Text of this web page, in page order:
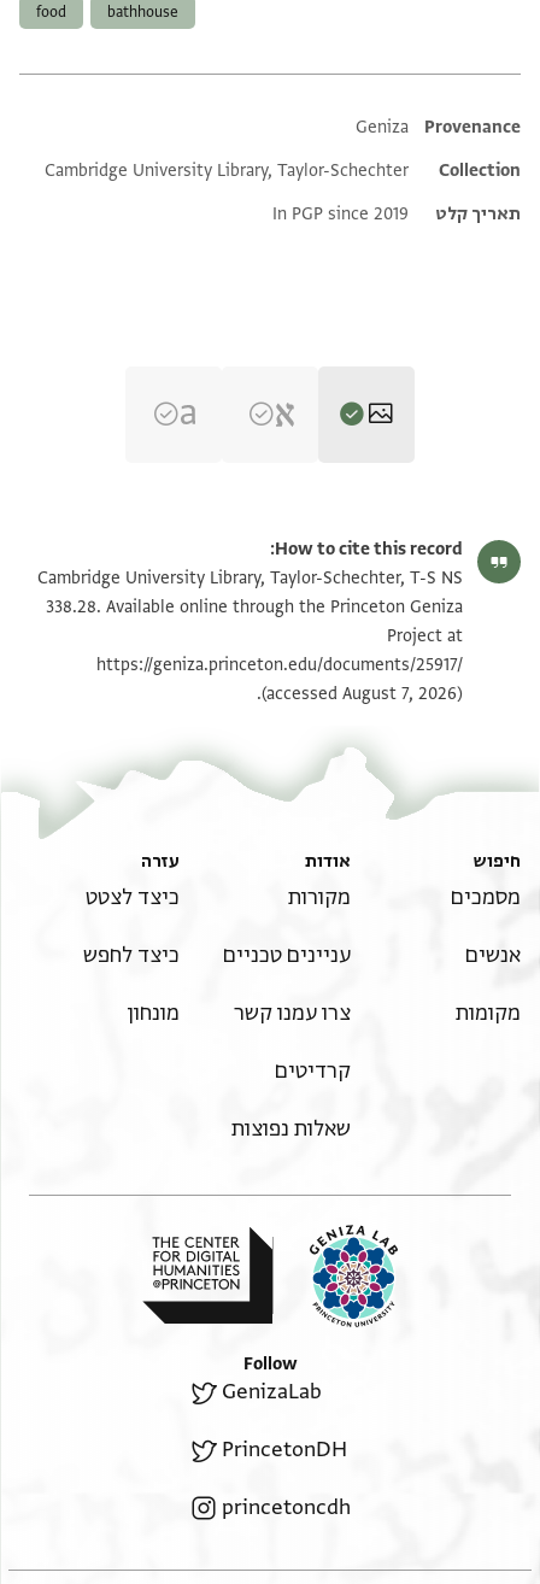
bathhouse
food
Additional metadata
Provenance
Geniza
Collection
Cambridge University Library, Taylor-Schechter
תאריך קלט
In PGP since 2019
T-S NS 338.28 1v הגדל וסובב
תנאי היתר שימוש בתצלום
How to cite this record:
Cambridge University Library, Taylor-Schechter, T-S NS
338.28. Available online through the Princeton Geniza
Project at
https://geniza.princeton.edu/documents/25917/
(accessed August 7, 2026).
חיפוש
מסמכים
אנשים
מקומות
אודות
מקורות
עניינים טכניים
צרו עמנו קשר
קרדיטים
שאלות נפוצות
עזרה
כיצד לצטט
כיצד לחפש
מונחון
Follow
GenizaLab
PrincetonDH
princetoncdh